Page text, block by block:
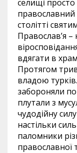
селищі
столітті
Православ’я
вдягати в
Протягом
владою
забороняли
плутали з
чудодійну
настільки
паломники
православної